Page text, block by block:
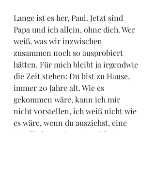
Lange ist es her, Paul. Jetzt sind
Papa und ich allein, ohne dich. Wer
weiß, was wir inzwischen
zusammen noch so ausprobiert
hätten. Für mich bleibt ja irgendwie
die Zeit stehen: Du bist zu Hause,
immer 20 Jahre alt. Wie es
gekommen wäre, kann ich mir
nicht vorstellen, ich weiß nicht wie
es wäre, wenn du ausziehst, eine
Familie hast, einen Beruf, keine